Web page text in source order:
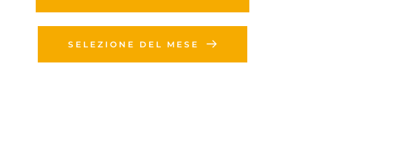
SELEZIONE DEL MESE